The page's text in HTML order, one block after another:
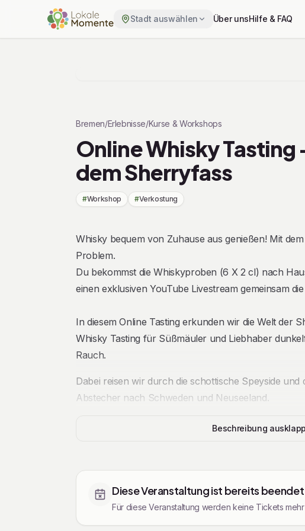
Stadt auswählen Über unsHilfe & FAQ
Bremen/Erlebnisse/Kurse & Workshops
Online Whisky Tasting
dem Sherryfass
#Workshop #Verkostung
Beschreibung
Whisky bequem von Zuhause aus genießen! Mit
Problem.
Du bekommst die Whiskyproben (6 X 2 cl) nach
einen exklusiven YouTube Livestream gemeinsam
In diesem Online Tasting erkunden wir die Welt der
Whisky Tasting für Süßmäuler und Liebhaber
Rauch.
Dabei reisen wir durch die schottische Speyside
Abstecher nach Schweden und Neuseeland.
Das Tasting ist für Whisky-Neulinge wie auch
Das Lineup:
Beschreibung
Diese Veranstaltung ist bereits beendet
Für diese Veranstaltung werden keine Tickets